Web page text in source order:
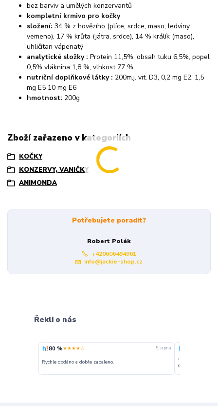
bez barviv a umělých konzervantů
kompletní krmivo pro kočky
složení: 34 % z hovězího (plíce, srdce, maso, ledviny,
vemeno), 17 % krůta (játra, srdce), 14 % králík (maso),
uhličitan vápenatý
analytické složky : Protein 11,5%, obsah tuku 6,5%, popel
0,5% vláknina 1,8 %, vlhkost 77 %.
nutriční doplňkové látky : 200m.j. vit. D3, 0,2 mg E2, 1,5
mg E5 10 mg E6
hmotnost: 200g
Zboží zařazeno v kategoriích
KOČKY
KONZERVY, VANIČKY
ANIMONDA
Potřebujete poradit?
Robert Polák
+420606494961
info@jackie-shop.cz
Řekli o nás
80 %★★★★☆ 5. srpna
Rychle dodáno a dobře zabaleno.
nakupuji
o stavu